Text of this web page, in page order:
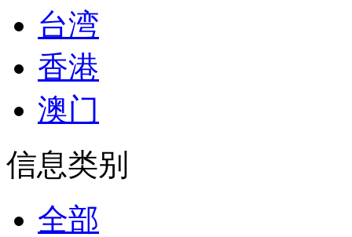
台湾
香港
澳门
信息类别
全部